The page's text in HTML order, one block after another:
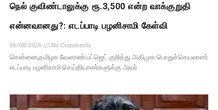
நெல் குவிண்டாலுக்கு ரூ.3,500 என்ற வாக்குறுதி
என்னவானது?: எடப்பாடி பழனிசாமி கேள்வி
06/08/2026
No Comments
சென்னை,தமிழக வேளாண் பட்ஜெட் குறித்து அதிமுக பொதுச்செயலாளர்
எடப்பாடி பழனிசாமி செய்தியாளர்களுக்கு அவர்